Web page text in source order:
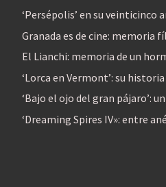
‘Persépolis’ en su veinticinco
Granada es de cine: memoria
El Lianchi: memoria de un
‘Lorca en Vermont’: su
‘Bajo el ojo del gran pájaro’:
‘Dreaming Spires IV»: entre